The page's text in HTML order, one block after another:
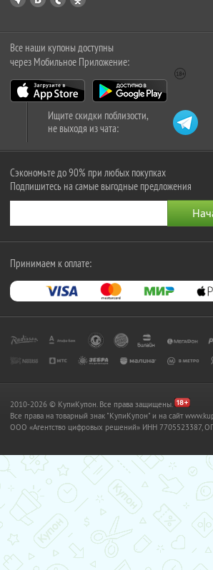
Все наши купоны доступны
через Мобильное Приложение:
Ищите скидки поблизости,
не выходя из чата:
Сэкономьте до 90% при любых покупках
Подпишитесь на самые выгодные предложения
Принимаем к оплате:
2010-2026 © КупиКупон. Все права защищены.
Все права на товарный знак "КупиКупон" и на сайт
OOO «Агентство цифровых решений» ИНН 7705523387,